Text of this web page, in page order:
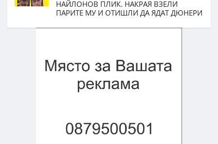
НАЙЛОНОВ ПЛИК. НАКРАЯ ВЗЕЛИ
ПАРИТЕ МУ И ОТИШЛИ ДА ЯДАТ ДЮНЕРИ